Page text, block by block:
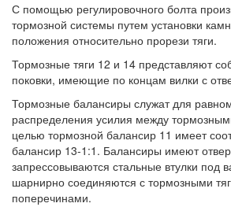
С помощью регулировочного болта
тормозной системы путем установки
положения относительно прорези тяги.
Тормозные тяги 12 и 14 представляют
поковки, имеющие по концам вилки с
Тормозные балансиры служат для
распределения усилия между
целью тормозной балансир 11 имеет
балансир 13-1:1. Балансиры имеют
запрессовываются стальные втулки под
шарнирно соединяются с тормозными
поперечинами.